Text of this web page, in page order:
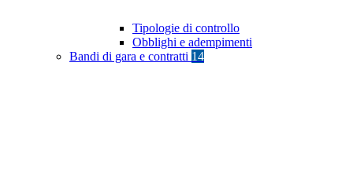
Tipologie di controllo
Obblighi e adempimenti
Bandi di gara e contratti 14